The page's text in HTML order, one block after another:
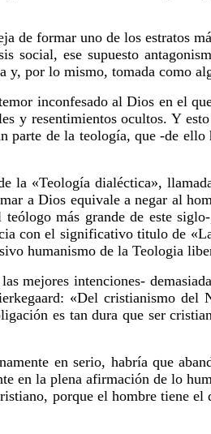
de formar uno de los estratos
social, ese supuesto
por lo mismo, tomada como
inconfesado al Dios en el
y resentimientos ocultos. Y
de la teología, que -de
la «Teología dialéctica»,
a Dios equivale a negar al
más grande de este
con el significativo titulo de
humanismo de la Teologia
mejores intenciones-
«Del cristianismo del
es tan dura que ser
en serio, habría que
en la plena afirmación de lo
porque el hombre tiene